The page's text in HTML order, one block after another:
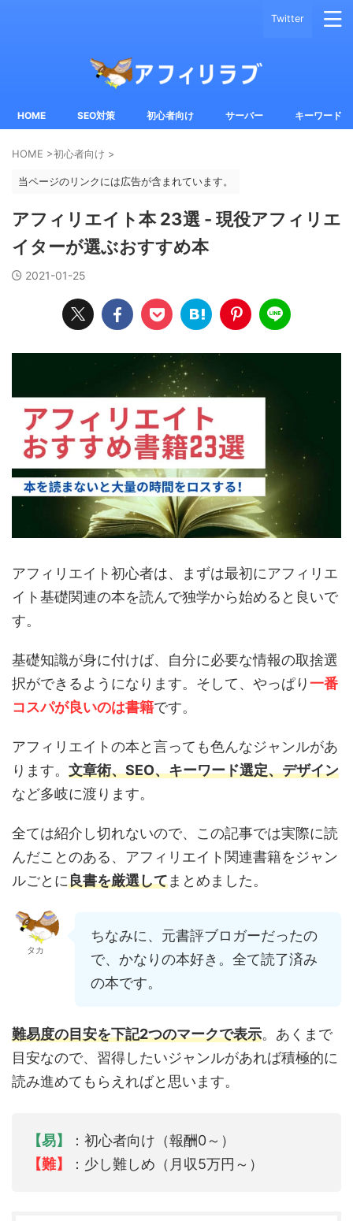
Twitter
HOME SEO対策 初心者向け サーバー キーワード
HOME >初心者向け >
当ページのリンクには広告が含まれています。
アフィリエイト本 23選 - 現役アフィリエ
イターが選ぶおすすめ本
2021-01-25
アフィリエイト初心者は、まずは最初にアフィリエ
イト基礎関連の本を読んで独学から始めると良いで
す。
基礎知識が身に付けば、自分に必要な情報の取捨選
択ができるようになります。そして、やっぱり一番
コスパが良いのは書籍です。
アフィリエイトの本と言っても色んなジャンルがあ
ります。 文章術、SEO、キーワード選定、デザイン
など多岐に渡ります。
全ては紹介し切れないので、この記事では実際に読
んだことのある、アフィリエイト関連書籍をジャン
ルごとに良書を厳選してまとめました。
タカ
ちなみに、元書評ブロガーだったの
で、かなりの本好き。全て読了済み
の本です。
難易度の目安を下記2つのマークで表示。あくまで
目安なので、習得したいジャンルがあれば積極的に
読み進めてもらえればと思います。
【易】
：初心者向け（報酬0～）
【難】
：少し難しめ（月収5万円～）